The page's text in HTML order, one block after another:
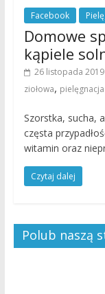
Facebook
Domowe
kąpiele
26 listopada 2019
ziołowa,
Szorstka, sucha,
częsta
witamin oraz
Czytaj dalej
Polub naszą